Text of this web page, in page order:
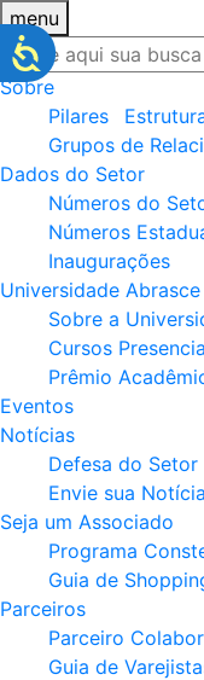
menu
Sobre
Pilares
Grupos de
Dados do Setor
Números do
Números
Inaugurações
Universidade Abrasce
Sobre a
Cursos
Prêmio
Eventos
Notícias
Defesa do Setor
Envie sua Notícia
Seja um Associado
Programa
Guia de
Parceiros
Parceiro
Guia de